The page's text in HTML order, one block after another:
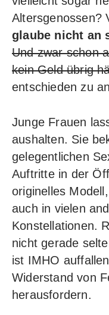
Altersgenossen?
glaube nicht an
Und zwar schon
kein Geld übrig
entschieden zu
Junge Frauen
aushalten. Sie
gelegentlichen
Auftritte in der
originelles
auch in vielen
Konstellationen.
nicht gerade
ist IMHO
Widerstand von
herausfordern.